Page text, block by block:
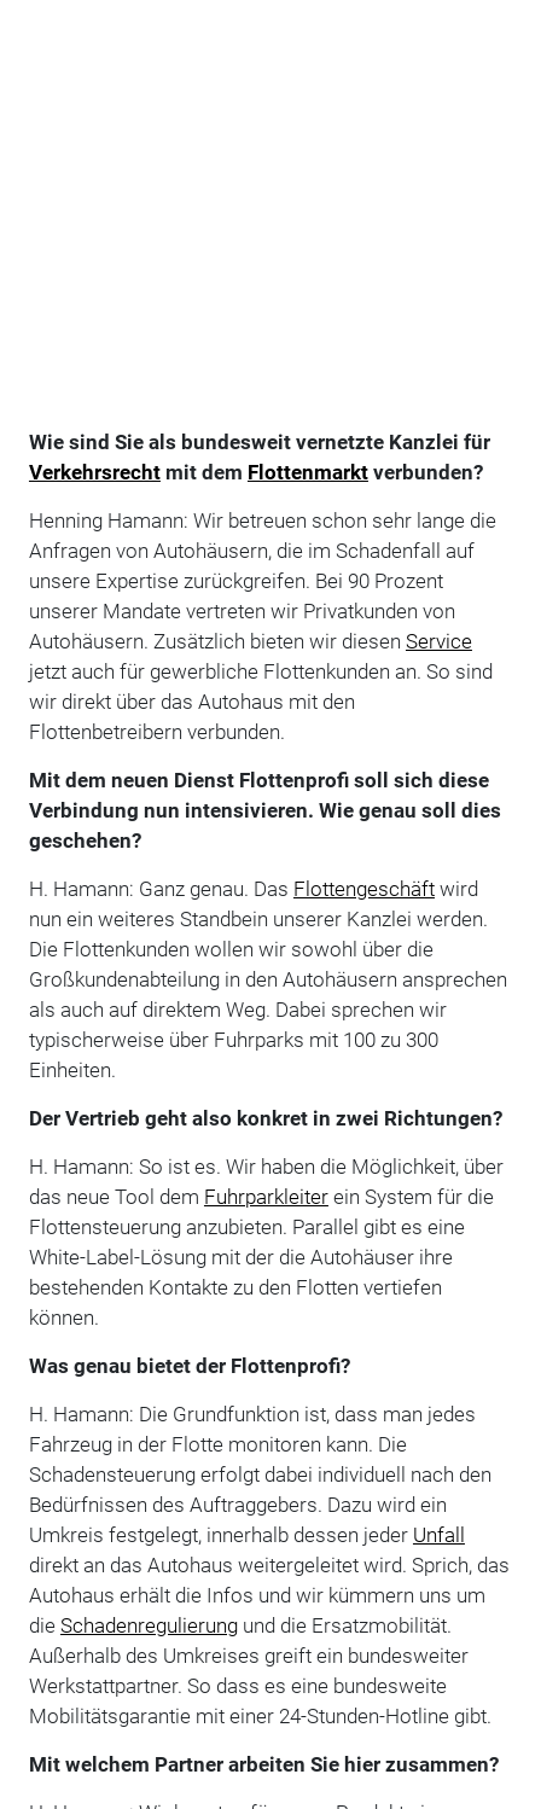
Wie sind Sie als bundesweit vernetzte Kanzlei für
Verkehrsrechtmit dem Flottenmarktverbunden?
Henning Hamann: Wir betreuen schon sehr lange die
Anfragen von Autohäusern, die im Schadenfall auf
unsere Expertise zurückgreifen. Bei 90 Prozent
unserer Mandate vertreten wir Privatkunden von
Autohäusern. Zusätzlich bieten wir diesen Service
jetzt auch für gewerbliche Flottenkunden an. So sind
wir direkt über das Autohaus mit den
Flottenbetreibern verbunden.
Mit dem neuen Dienst Flottenprofi soll sich diese
Verbindung nun intensivieren. Wie genau soll dies
geschehen?
H. Hamann: Ganz genau. Das Flottengeschäftwird
nun ein weiteres Standbein unserer Kanzlei werden.
Die Flottenkunden wollen wir sowohl über die
Großkundenabteilung in den Autohäusern ansprechen
als auch auf direktem Weg. Dabei sprechen wir
typischerweise über Fuhrparks mit 100 zu 300
Einheiten.
Der Vertrieb geht also konkret in zwei Richtungen?
H. Hamann: So ist es. Wir haben die Möglichkeit, über
das neue Tool dem Fuhrparkleiterein System für die
Flottensteuerung anzubieten. Parallel gibt es eine
White-Label-Lösung mit der die Autohäuser ihre
bestehenden Kontakte zu den Flotten vertiefen
können.
Was genau bietet der Flottenprofi?
H. Hamann: Die Grundfunktion ist, dass man jedes
Fahrzeug in der Flotte monitoren kann. Die
Schadensteuerung erfolgt dabei individuell nach den
Bedürfnissen des Auftraggebers. Dazu wird ein
Umkreis festgelegt, innerhalb dessen jeder Unfall
direkt an das Autohaus weitergeleitet wird. Sprich, das
Autohaus erhält die Infos und wir kümmern uns um
die Schadenregulierungund die Ersatzmobilität.
Außerhalb des Umkreises greift ein bundesweiter
Werkstattpartner. So dass es eine bundesweite
Mobilitätsgarantie mit einer 24-Stunden-Hotline gibt.
Mit welchem Partner arbeiten Sie hier zusammen?